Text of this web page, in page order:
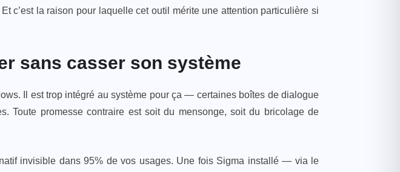
c’est la raison pour laquelle cet outil mérite une attention particulière si
sans casser son système
Il est trop intégré au système pour ça — certaines boîtes de dialogue
Toute promesse contraire est soit du mensonge, soit du bricolage de
invisible dans 95% de vos usages. Une fois Sigma installé — via le